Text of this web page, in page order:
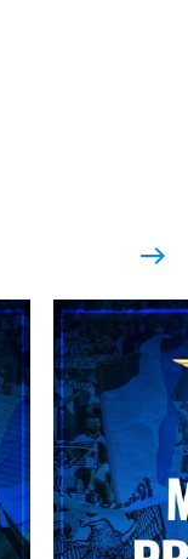
east